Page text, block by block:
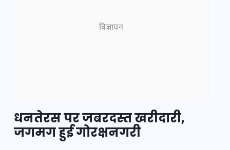
विज्ञापन
धनतेरस पर जबरदस्त खरीदारी,
जगमग हुई गोरक्षनगरी